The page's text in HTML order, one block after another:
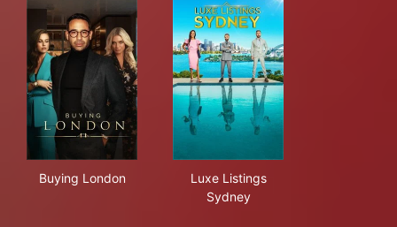
Buying London
Luxe Listings
Sydney